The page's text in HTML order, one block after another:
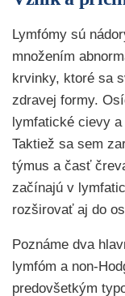
Lymfómy sú
množením
krvinky, ktoré sa
zdravej formy.
lymfatické cievy
Taktiež sa sem
týmus a časť
začínajú v
rozširovať aj do
Poznáme dva
lymfóm a non-
predovšetkým